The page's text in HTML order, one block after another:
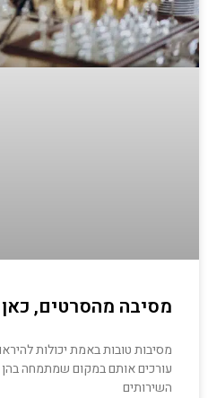
מסיבה מהסרטים,
מסיבות טובות באמת יכולות
עורכים אותם במקום שמתמחה בהן
השירותים